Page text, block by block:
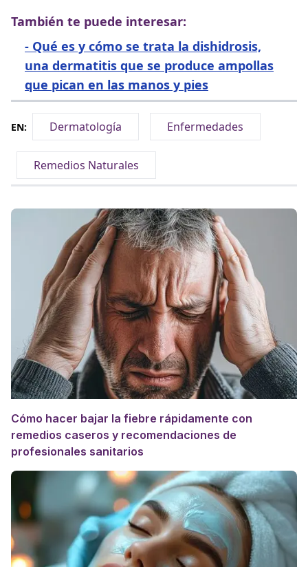
También te puede interesar:
- Qué es y cómo se trata la dishidrosis,
una dermatitis que se produce ampollas
que pican en las manos y pies
EN: Dermatología Enfermedades
Remedios Naturales
Cómo hacer bajar la fiebre rápidamente con
remedios caseros y recomendaciones de
profesionales sanitarios